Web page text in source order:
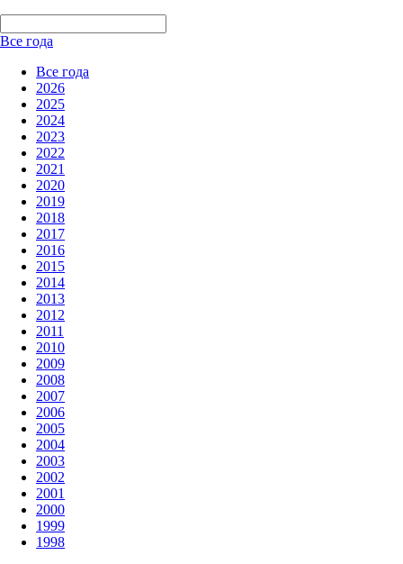
Все года
Все года
2026
2025
2024
2023
2022
2021
2020
2019
2018
2017
2016
2015
2014
2013
2012
2011
2010
2009
2008
2007
2006
2005
2004
2003
2002
2001
2000
1999
1998